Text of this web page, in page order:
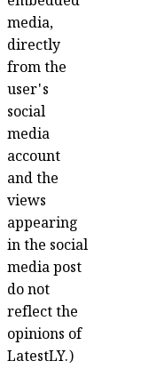
media,
directly
from the
user's
social
media
account
and the
views
appearing
in the social
media post
do not
reflect the
opinions of
LatestLY.)